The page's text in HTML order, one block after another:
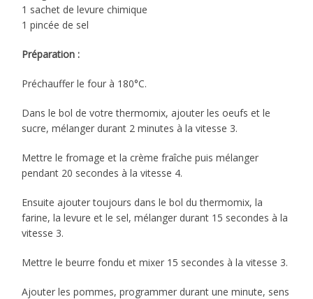
1 sachet de levure chimique
1 pincée de sel
Préparation :
Préchauffer le four à 180°C.
Dans le bol de votre thermomix, ajouter les oeufs et le
sucre, mélanger durant 2 minutes à la vitesse 3.
Mettre le fromage et la crème fraîche puis mélanger
pendant 20 secondes à la vitesse 4.
Ensuite ajouter toujours dans le bol du thermomix, la
farine, la levure et le sel, mélanger durant 15 secondes à la
vitesse 3.
Mettre le beurre fondu et mixer 15 secondes à la vitesse 3.
Ajouter les pommes, programmer durant une minute, sens